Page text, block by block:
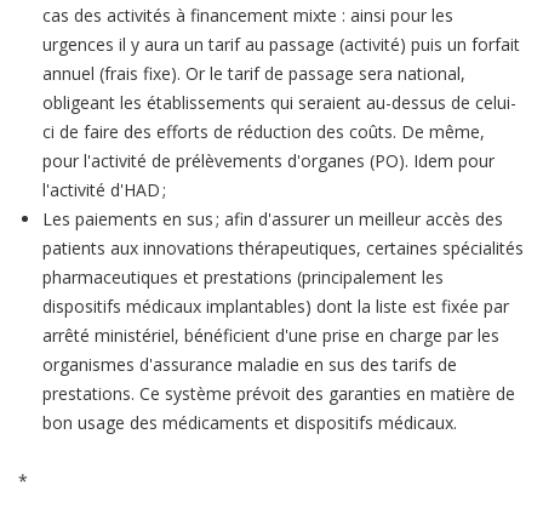
cas des activités à financement mixte : ainsi pour les
urgences il y aura un tarif au passage (activité) puis un forfait
annuel (frais fixe). Or le tarif de passage sera national,
obligeant les établissements qui seraient au-dessus de celui-
ci de faire des efforts de réduction des coûts. De même,
pour l'activité de prélèvements d'organes (PO). Idem pour
l'activité d'HAD ;
Les paiements en sus ; afin d'assurer un meilleur accès des
patients aux innovations thérapeutiques, certaines spécialités
pharmaceutiques et prestations (principalement les
dispositifs médicaux implantables) dont la liste est fixée par
arrêté ministériel, bénéficient d'une prise en charge par les
organismes d'assurance maladie en sus des tarifs de
prestations. Ce système prévoit des garanties en matière de
bon usage des médicaments et dispositifs médicaux.
*